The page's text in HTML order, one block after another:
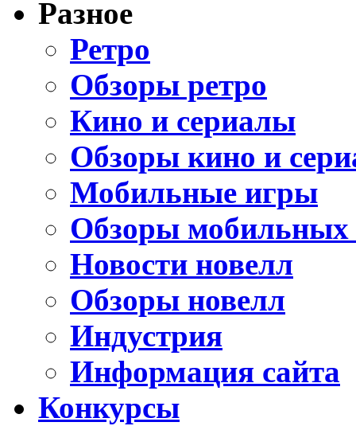
Разное
Ретро
Обзоры ретро
Кино и сериалы
Обзоры кино и
Мобильные игры
Обзоры мобильных
Новости новелл
Обзоры новелл
Индустрия
Информация сайта
Конкурсы